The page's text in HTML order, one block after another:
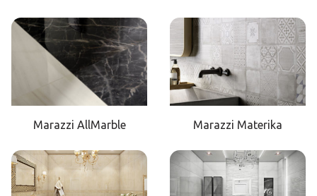
Marazzi AllMarble Marazzi Materika